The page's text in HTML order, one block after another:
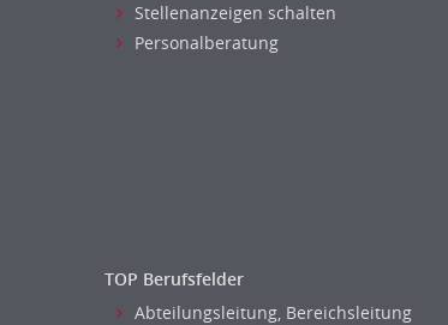
Stellenanzeigen schalten
Personalberatung
TOP Berufsfelder
Abteilungsleitung, Bereichsleitung